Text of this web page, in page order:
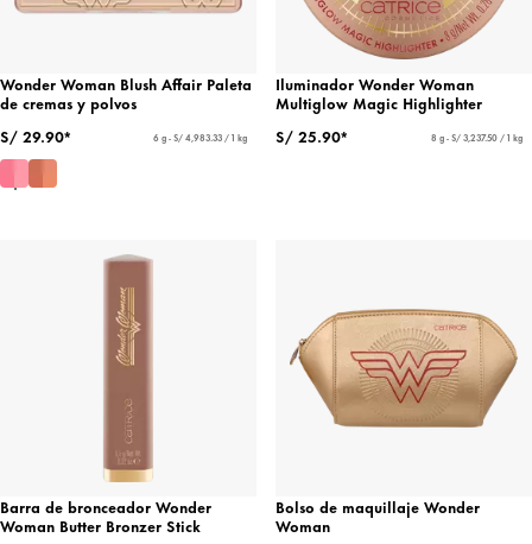
Wonder Woman Blush Affair Paleta
de cremas y polvos
S/ 29.90*
6 g - S/ 4,983.33 / 1 kg
Iluminador Wonder Woman
Multiglow Magic Highlighter
S/ 25.90*
8 g - S/ 3,237.50 / 1 kg
Barra de bronceador Wonder
Woman Butter Bronzer Stick
Bolso de maquillaje Wonder
Woman